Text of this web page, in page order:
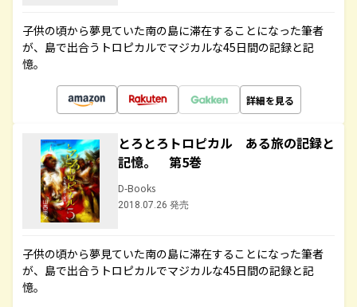
子供の頃から夢見ていた南の島に滞在することになった筆者
が、島で出合うトロピカルでマジカルな45日間の記録と記
憶。
詳細を見る
とろとろトロピカル ある旅の記録と
記憶。 第5巻
D-Books
2018.07.26 発売
子供の頃から夢見ていた南の島に滞在することになった筆者
が、島で出合うトロピカルでマジカルな45日間の記録と記
憶。